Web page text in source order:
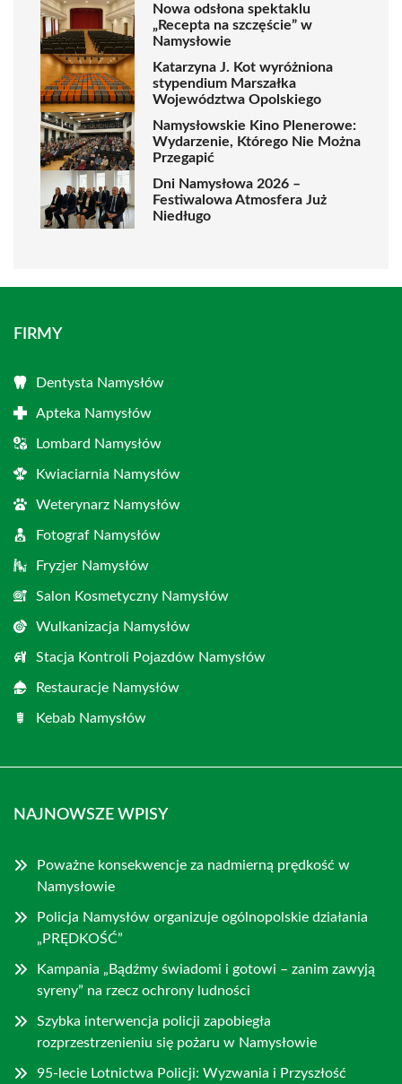
Nowa odsłona spektaklu
„Recepta na szczęście” w
Namysłowie
Katarzyna J. Kot wyróżniona
stypendium Marszałka
Województwa Opolskiego
Namysłowskie Kino Plenerowe:
Wydarzenie, Którego Nie Można
Przegapić
Dni Namysłowa 2026 –
Festiwalowa Atmosfera Już
Niedługo
FIRMY
Dentysta Namysłów
Apteka Namysłów
Lombard Namysłów
Kwiaciarnia Namysłów
Weterynarz Namysłów
Fotograf Namysłów
Fryzjer Namysłów
Salon Kosmetyczny Namysłów
Wulkanizacja Namysłów
Stacja Kontroli Pojazdów Namysłów
Restauracje Namysłów
Kebab Namysłów
NAJNOWSZE WPISY
Poważne konsekwencje za nadmierną prędkość w
Namysłowie
Policja Namysłów organizuje ogólnopolskie działania
„PRĘDKOŚĆ”
Kampania „Bądźmy świadomi i gotowi – zanim zawyją
syreny” na rzecz ochrony ludności
Szybka interwencja policji zapobiegła
rozprzestrzenieniu się pożaru w Namysłowie
95-lecie Lotnictwa Policji: Wyzwania i Przyszłość